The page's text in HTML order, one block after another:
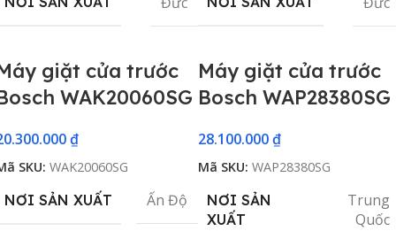
giặt cửa trước
WAK20060SG
₫
SKU: WAK20060SG
NƠI SẢN XUẤT Ấn Độ
Máy giặt cửa trước
Bosch WAP28380SG
28.100.000₫
Mã SKU: WAP28380SG
NƠI SẢN
XUẤT
Trung
Quốc